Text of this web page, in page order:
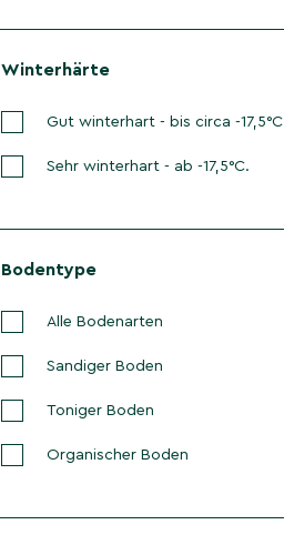
Winterhärte
Gut winterhart - bis circa -17,5°C
Sehr winterhart - ab -17,5°C.
Bodentype
Alle Bodenarten
Sandiger Boden
Toniger Boden
Organischer Boden